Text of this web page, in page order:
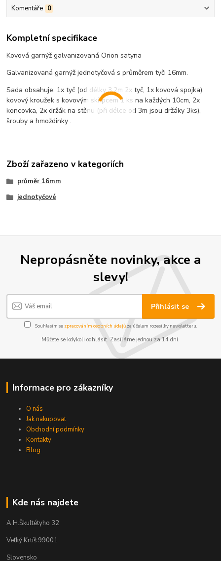
Komentáře 0
Kompletní specifikace
Kovová garnýž galvanizovaná Orion satyna
Galvanizovaná garnýž jednotyčová s průměrem tyči 16mm.
Sada obsahuje: 1x tyč (od délky 3,2m 2x tyč, 1x kovová spojka),
kovový kroužek s kovovým skřipcem 1 ks na každých 10cm, 2x
koncovka, 2x držák na stěnu (při délce od 3m jsou držáky 3ks),
šrouby a hmoždinky .
Zboží zařazeno v kategoriích
průměr 16mm
jednotyčové
Nepropásněte novinky, akce a
slevy!
Přihlásit se
Souhlasím se zpracováním osobních údajůza účelem rozesílky newsletteru.
Můžete se kdykoli odhlásit. Zasíláme jednou za 14 dní.
Informace pro zákazníky
O nás
Jak nakupovat
Obchodní podmínky
Kontakty
Blog
Kde nás najdete
A.H.Škultétyho 32
Veľký Krtíš 99001
Slovensko